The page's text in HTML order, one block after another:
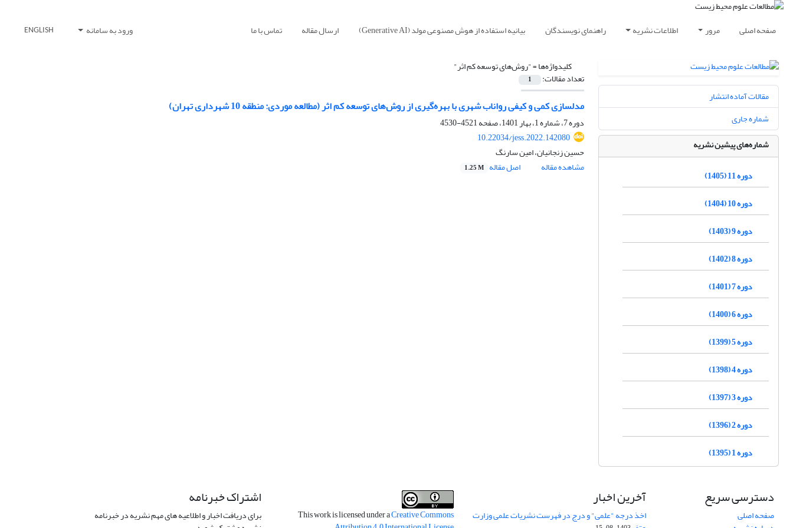
صفحه اصلی مرور اطلاعات نشریه راهنمای نویسندگان بیانیه استفاده از هوش مصنوعی مولد (Generative AI) ارسال مقاله تماس با ما ورود به سامانه ENGLISH
کلیدواژه‌ها ="روش‌های توسعه کم اثر"
تعداد مقالات: 1
مدلسازی کمی و کیفی رواناب شهری با بهره‌گیری از روش‌های توسعه کم اثر (مطالعه موردی: منطقه 10 شهرداری تهران)
دوره 7، شماره 1، بهار 1401، صفحه
4521-4530
10.22034/jess.2022.142080
حسین زنجانیان، امین سارنگ
مشاهده مقاله
اصل مقاله 1.25 M
مقالات آماده انتشار
شماره جاری
شماره‌های پیشین نشریه
دوره 11 (1405)
دوره 10 (1404)
دوره 9 (1403)
دوره 8 (1402)
دوره 7 (1401)
دوره 6 (1400)
دوره 5 (1399)
دوره 4 (1398)
دوره 3 (1397)
دوره 2 (1396)
دوره 1 (1395)
دسترسی سریع
صفحه اصلی
آخرین اخبار
اخذ درجه "علمی" و درج در فهرست نشریات علمی وزارت This work is licensed under aCreative Commons
اشتراک خبرنامه
برای دریافت اخبار و اطلاعیه های مهم نشریه در خبرنامه